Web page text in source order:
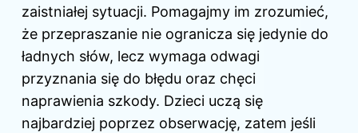
zaistniałej sytuacji. Pomagajmy im zrozumieć,
że przepraszanie nie ogranicza się jedynie do
ładnych słów, lecz wymaga odwagi
przyznania się do błędu oraz chęci
naprawienia szkody. Dzieci uczą się
najbardziej poprzez obserwację, zatem jeśli